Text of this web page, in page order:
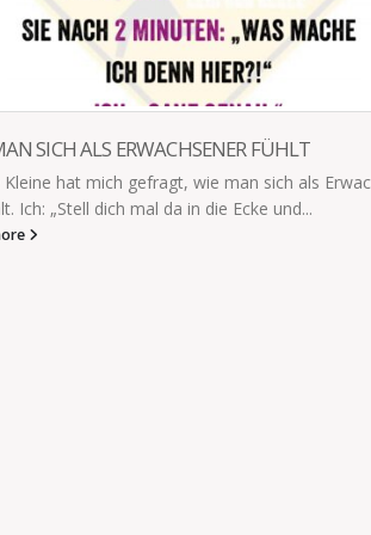
SCHOKOLADENSTEUER
Ihr habt euren Kindern doch auch als
von der Schokoladensteuer erzählt, dass
seiner Schokolade...